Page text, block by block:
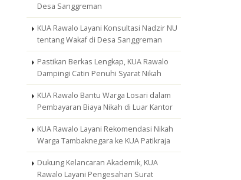
Desa Sanggreman
KUA Rawalo Layani Konsultasi Nadzir NU
tentang Wakaf di Desa Sanggreman
Pastikan Berkas Lengkap, KUA Rawalo
Dampingi Catin Penuhi Syarat Nikah
KUA Rawalo Bantu Warga Losari dalam
Pembayaran Biaya Nikah di Luar Kantor
KUA Rawalo Layani Rekomendasi Nikah
Warga Tambaknegara ke KUA Patikraja
Dukung Kelancaran Akademik, KUA
Rawalo Layani Pengesahan Surat